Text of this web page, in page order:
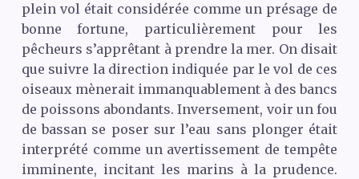
plein vol était considérée comme un présage de
bonne fortune, particulièrement pour les
pêcheurs s’apprêtant à prendre la mer. On disait
que suivre la direction indiquée par le vol de ces
oiseaux mènerait immanquablement à des bancs
de poissons abondants. Inversement, voir un fou
de bassan se poser sur l’eau sans plonger était
interprété comme un avertissement de tempête
imminente, incitant les marins à la prudence.